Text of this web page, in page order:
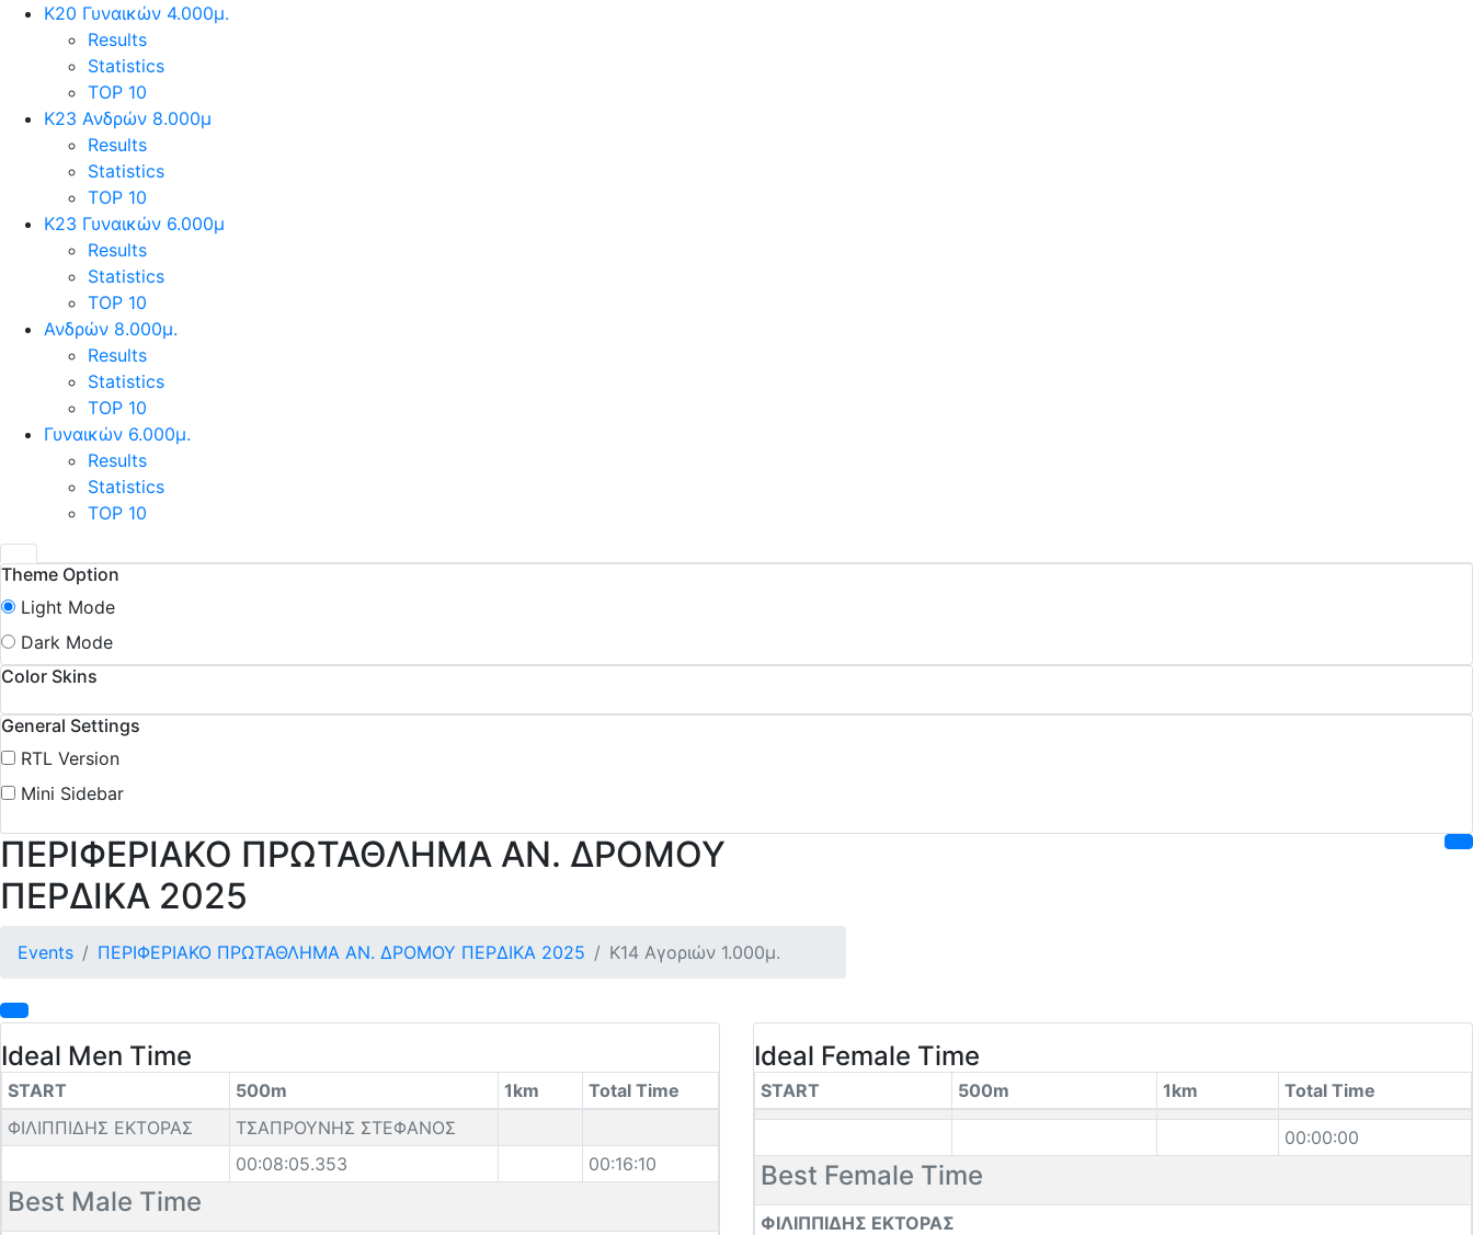
Κ20 Γυναικών 4.000μ.
Results
Statistics
TOP 10
Κ23 Ανδρών 8.000μ
Results
Statistics
TOP 10
Κ23 Γυναικών 6.000μ
Results
Statistics
TOP 10
Ανδρών 8.000μ.
Results
Statistics
TOP 10
Γυναικών 6.000μ.
Results
Statistics
TOP 10
Theme Option
Light Mode
Dark Mode
Color Skins
General Settings
RTL Version
Mini Sidebar
ΠΕΡΙΦΕΡΙΑΚΟ ΠΡΩΤΑΘΛΗΜΑ ΑΝ. ΔΡΟΜΟΥ
ΠΕΡΔΙΚΑ 2025
Events ΠΕΡΙΦΕΡΙΑΚΟ ΠΡΩΤΑΘΛΗΜΑ ΑΝ. ΔΡΟΜΟΥ ΠΕΡΔΙΚΑ 2025 Κ14 Αγοριών 1.000μ.
Ideal Men Time
START 500m 1km
Total Time
ΦΙΛΙΠΠΙΔΗΣ ΕΚΤΟΡΑΣ
ΤΣΑΠΡΟΥΝΗΣ ΣΤΕΦΑΝΟΣ
00:08:05.353
00:16:10
Best Male Time
Ideal Female Time
START 500m 1km Total Time
00:00:00
Best Female Time
ΦΙΛΙΠΠΙΔΗΣ ΕΚΤΟΡΑΣ